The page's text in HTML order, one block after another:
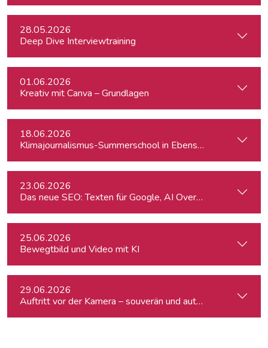
28.05.2026
Deep Dive Interviewtraining
01.06.2026
Kreativ mit Canva – Grundlagen
18.06.2026
Klimajournalismus-Summerschool in Ebensee
23.06.2026
Das neue SEO: Texten für Google, AI Overviews, ChatGPT
25.06.2026
Bewegtbild und Video mit KI
29.06.2026
Auftritt vor der Kamera – souverän und authentisch